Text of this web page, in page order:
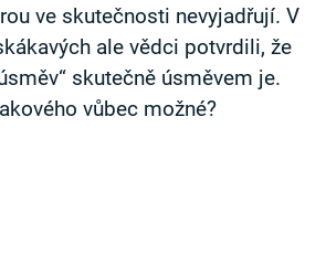
ve skutečnosti nevyjadřují. V
ale vědci potvrdili, že
skutečně úsměvem je.
vůbec možné?